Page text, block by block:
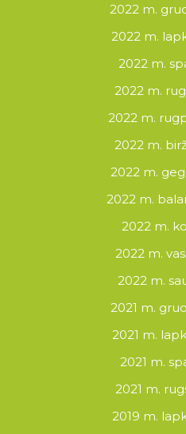
2022 m.
2022 m.
2022 m.
2022 m.
2022 m.
2022 m.
2022 m.
2022 m.
2022 m.
2022 m.
2022 m.
2021 m.
2021 m.
2021 m.
2021 m.
2019 m.